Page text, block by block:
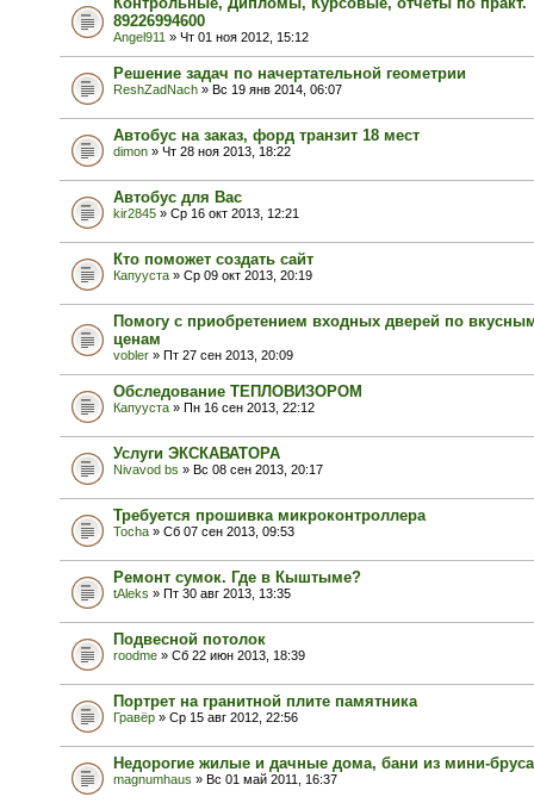
89226994600
Angel911 » Чт 01 ноя 2012, 15:12
Решение задач по начертательной геометрии
ReshZadNach » Вс 19 янв 2014, 06:07
Автобус на заказ, форд транзит 18 мест
dimon » Чт 28 ноя 2013, 18:22
Автобус для Вас
kir2845 » Ср 16 окт 2013, 12:21
Кто поможет создать сайт
Капууста » Ср 09 окт 2013, 20:19
Помогу с приобретением входных дверей по
ценам
vobler » Пт 27 сен 2013, 20:09
Обследование ТЕПЛОВИЗОРОМ
Капууста » Пн 16 сен 2013, 22:12
Услуги ЭКСКАВАТОРА
Nivavod bs » Вс 08 сен 2013, 20:17
Требуется прошивка микроконтроллера
Tocha » Сб 07 сен 2013, 09:53
Ремонт сумок. Где в Кыштыме?
tAleks » Пт 30 авг 2013, 13:35
Подвесной потолок
roodme » Сб 22 июн 2013, 18:39
Портрет на гранитной плите памятника
Гравёр » Ср 15 авг 2012, 22:56
Недорогие жилые и дачные дома, бани из мини-бруса
magnumhaus » Вс 01 май 2011, 16:37